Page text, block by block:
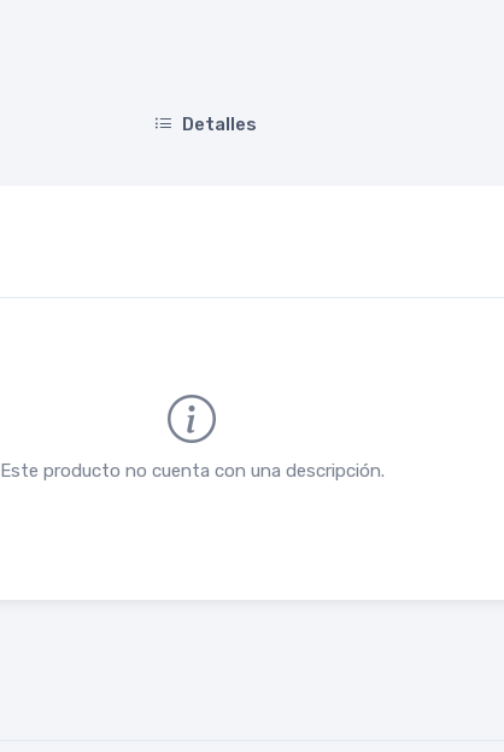
Detalles
Este producto no cuenta con una descripción.